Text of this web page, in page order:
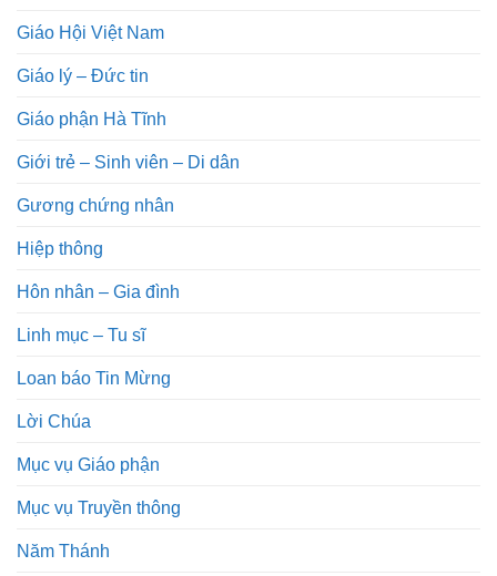
Giáo Hội Việt Nam
Giáo lý – Đức tin
Giáo phận Hà Tĩnh
Giới trẻ – Sinh viên – Di dân
Gương chứng nhân
Hiệp thông
Hôn nhân – Gia đình
Linh mục – Tu sĩ
Loan báo Tin Mừng
Lời Chúa
Mục vụ Giáo phận
Mục vụ Truyền thông
Năm Thánh